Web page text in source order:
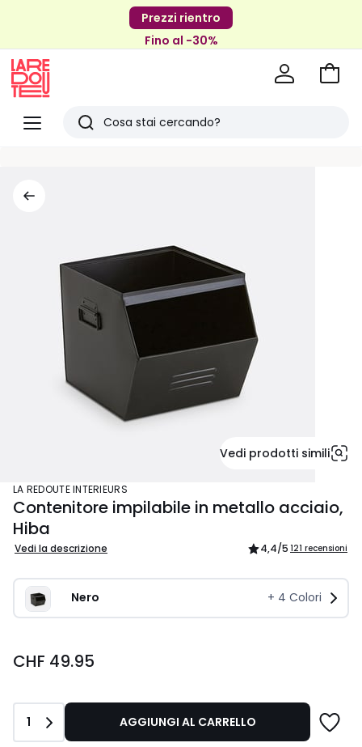
Prezzi rientro
Fino al -30%
Menu
Redoute
Ricerca
Vai
Vedi prodotti simili
LA REDOUTE INTERIEURS
Contenitore impilabile in metallo acciaio,
Hiba
Vedi la descrizione 4,4/5 121 recensioni
Nero + 4 Colori
49.95.
CHF 49.95
Quantità
1 AGGIUNGI AL CARRELLO